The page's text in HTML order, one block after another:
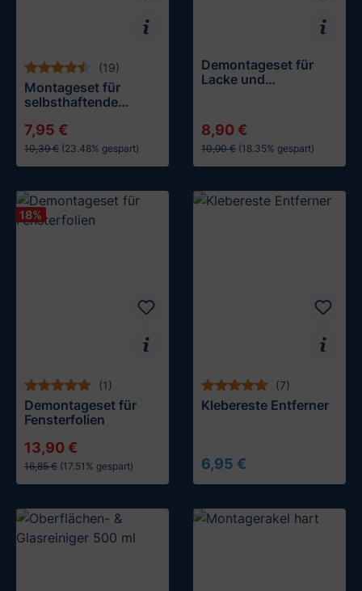
(19)
Montageset für
selbsthaftende
7,95 €
10,39 € (23.48% gespart)
Demontageset für
Lacke und
8,90 €
10,90 € (18.35% gespart)
18%
(1)
Demontageset für
Fensterfolien
13,90 €
16,85 € (17.51% gespart)
(7)
Klebereste Entferner
6,95 €